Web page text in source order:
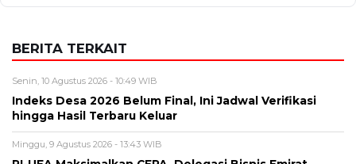
Alamat email tidak akan dipublikasikan. Kolom wajib ditandai *.